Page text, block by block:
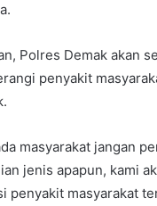
Polres Demak akan
penyakit
masyarakat jangan
jenis apapun, kami
penyakit masyarakat